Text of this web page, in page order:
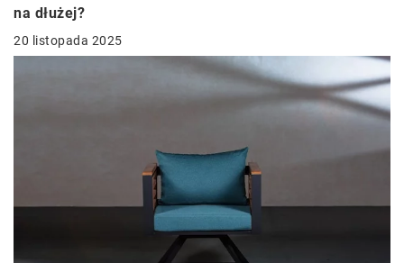
na dłużej?
20 listopada 2025